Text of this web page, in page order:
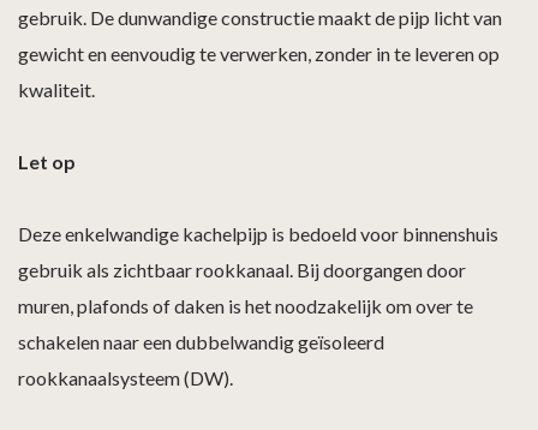
gebruik. De dunwandige constructie maakt de pijp licht van
gewicht en eenvoudig te verwerken, zonder in te leveren op
kwaliteit.
Let op
Deze enkelwandige kachelpijp is bedoeld voor binnenshuis
gebruik als zichtbaar rookkanaal. Bij doorgangen door
muren, plafonds of daken is het noodzakelijk om over te
schakelen naar een dubbelwandig geïsoleerd
rookkanaalsysteem (DW).